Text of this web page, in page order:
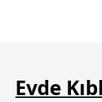
Evde